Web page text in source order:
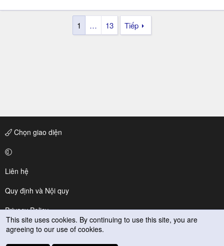
1 … 13 Tiếp
Chọn giao diện
Liên hệ
Quy định và Nội quy
Privacy Policy
Trợ giúp
This site uses cookies. By continuing to use this site, you are
agreeing to our use of cookies.